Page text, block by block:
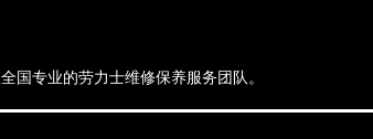
国专业的劳力士维修保养服务团队。